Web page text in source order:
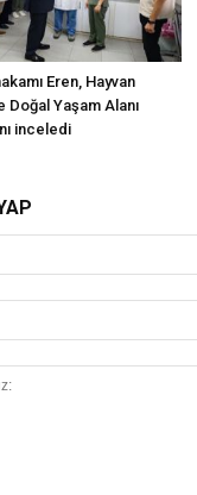
Eren, Hayvan
Doğal Yaşam Alanı
inceledi